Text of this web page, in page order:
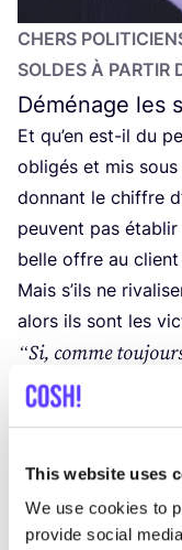
This website uses
We use cookies to
provide social
CHERS
SOLDES À PAR­TIR
Déménage les
Et qu’en est-il du
obli­gés et mis
don­nant le chiffre
peuvent pas
belle offre au
Mais s’ils ne
alors ils sont les
“Si, comme
ventes liées se
signi­fie que dans le
ren­ver­ser les dik­tats